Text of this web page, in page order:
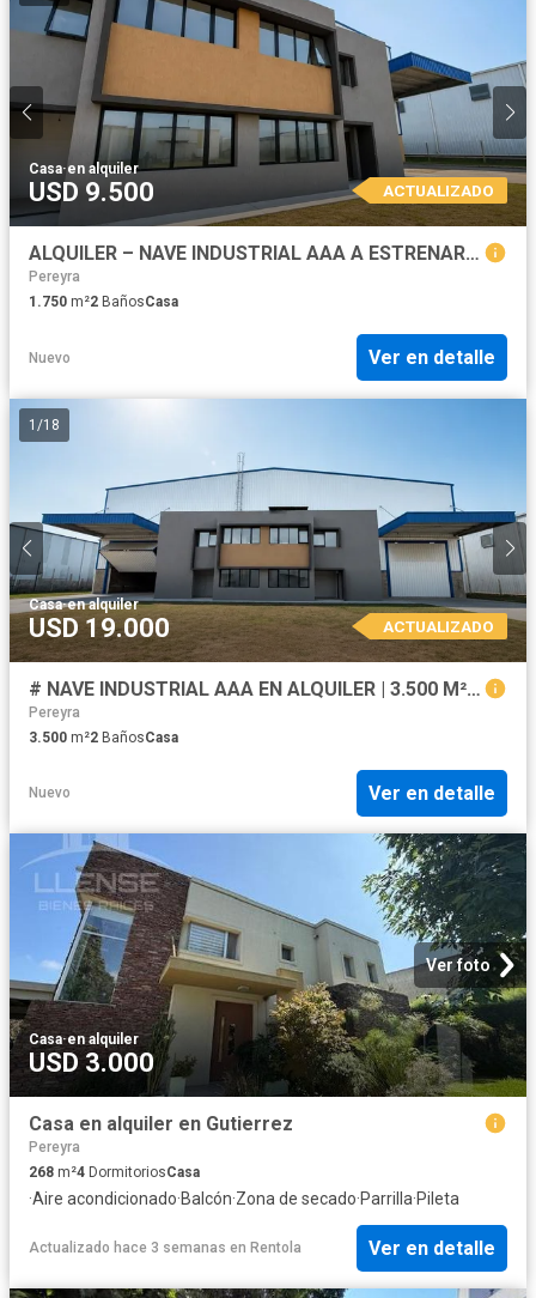
Casa·en alquiler
USD 9.500 ACTUALIZADO
ALQUILER – NAVE INDUSTRIAL AAA A ESTRENAR | 1.750 M² | PARQUE INDUSTRIAL PITEC – FLORENCIO VARELA
Pereyra
1.750 m²2 BañosCasa
Nuevo Ver en detalle
1 /18
Casa·en alquiler
USD 19.000 ACTUALIZADO
# NAVE INDUSTRIAL AAA EN ALQUILER | 3.500 M² | PARQUE INDUSTRIAL PITEC – FLORENCIO VARELA
Pereyra
3.500 m²2 BañosCasa
Nuevo Ver en detalle
Ver foto
Casa·en alquiler
USD 3.000
Casa en alquiler en Gutierrez
Pereyra
268 m²4 DormitoriosCasa
·Aire acondicionado·Balcón·Zona de secado·Parrilla·Pileta
Actualizado hace 3 semanas en Rentola Ver en detalle